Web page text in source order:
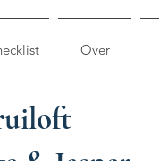
Over